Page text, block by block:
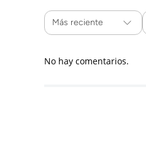
Más reciente
No hay comentarios.